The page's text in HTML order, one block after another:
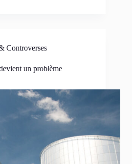
Controverses
un problème